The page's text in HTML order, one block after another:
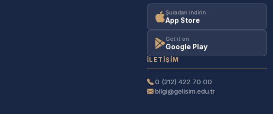
Şuradan indirin
App Store
Get it on
Google Play
İLETIŞIM
0 (212) 422 70 00
bilgi@gelisim.edu.tr